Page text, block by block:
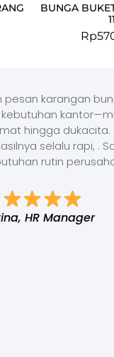
BUNGA
11
Rp
pesan karangan
hingga dukacita.
selalu rapi, .
rutin
HR Manager